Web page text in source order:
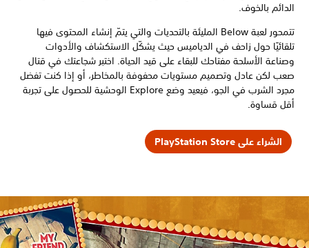
الدائم بالخوف.
تتمحور لعبة Below المليئة بالتحديات والتي يتمّ إنشاء المحتوى فيها
تلقائيًا حول زاحف في الدياميس حيث يشكّل الاستكشاف والأدوات
وصناعة الأسلحة مفتاحك للبقاء على قيد الحياة. اختبر شجاعتك في قتال
صعب لكن عادل وتصميم مستويات محفوفة بالمخاطر، أو إذا كنت تفضل
مجرد الشرب في الجو، فيعيد وضع Explore الوحشية للحصول على تجربة
أقل قساوة.
الشراء على PlayStation Store